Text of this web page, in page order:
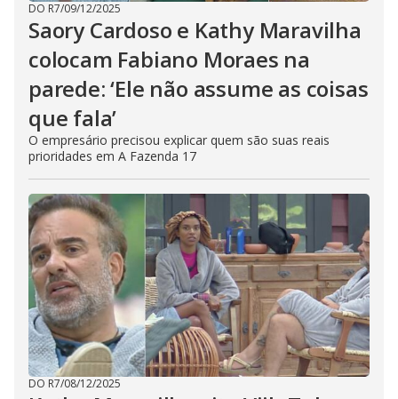
DO R7/09/12/2025
Saory Cardoso e Kathy Maravilha
colocam Fabiano Moraes na
parede: ‘Ele não assume as coisas
que fala’
O empresário precisou explicar quem são suas reais
prioridades em A Fazenda 17
DO R7/08/12/2025